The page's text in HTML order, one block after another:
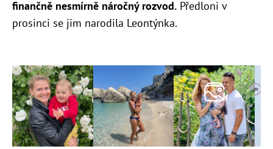
finančně nesmírně náročný rozvod. Předloni v
prosinci se jim narodila Leontýnka.